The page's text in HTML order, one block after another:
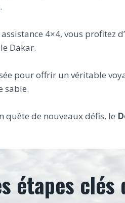
4×4, vous
Dakar.
pour offrir un véritable
sable.
quête de nouveaux défis, le
étapes